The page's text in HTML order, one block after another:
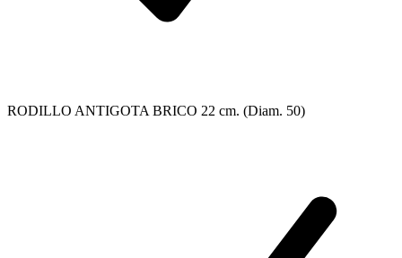
RODILLO ANTIGOTA BRICO 22 cm. (Diam. 50)